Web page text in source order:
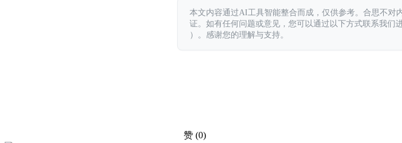
本文内容通过AI工具智能整合而成，仅供参考。合思不对
证。如有任何问题或意见，您可以通过以下方式联系我们
）。感谢您的理解与支持。
赞 (0)